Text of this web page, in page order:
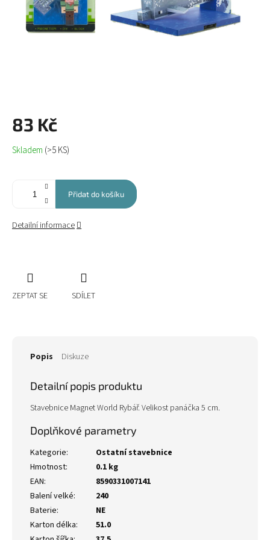
83 Kč
Měrná
cena:
Skladem (>5 KS)
Přidat do košíku
Detailní informace
ZEPTAT SE SDÍLET
Popis Diskuze
Detailní popis produktu
Stavebnice Magnet World Rybář. Velikost panáčka 5 cm.
Doplňkové parametry
Kategorie:
Ostatní stavebnice
Hmotnost:
0.1 kg
EAN:
8590331007141
Balení velké:
240
Baterie:
NE
Karton délka:
51.0